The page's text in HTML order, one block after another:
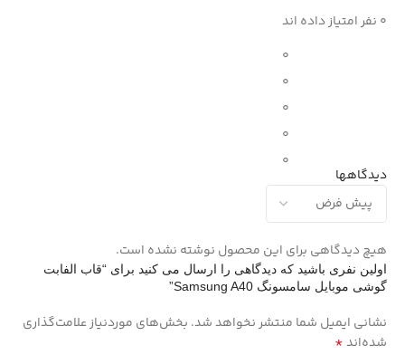
0 نفر امتیاز داده اند
0
0
0
0
0
دیدگاهها
هیچ دیدگاهی برای این محصول نوشته نشده است.
اولین نفری باشید که دیدگاهی را ارسال می کنید برای “قاب الفابت
گوشی موبایل سامسونگ Samsung A40”
نشانی ایمیل شما منتشر نخواهد شد. بخش‌های موردنیاز علامت‌گذاری
شده‌اند*